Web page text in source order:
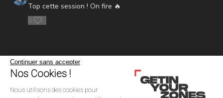
Top cette session ! On fire 🔥
0
Continuer sans accepter
Nos Cookies !
Nous utilisons des cookies pour